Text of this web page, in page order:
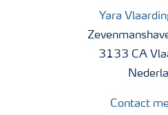
Yara
3133 CA
Contact